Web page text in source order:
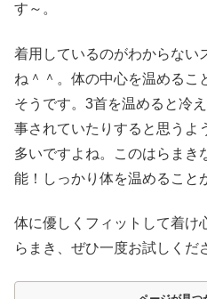
す～。
着用しているのがわからない
ね＾＾。体の中心を温めるこ
そうです。3首を温めると冷
事されていたりすると思うよ
多いですよね。このはらまき
能！しっかり体を温めること
体に優しくフィットして着け
らまき、ぜひ一度お試しくだ